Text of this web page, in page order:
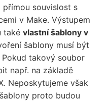
přímou souvislost s
v Make. Výstupem
také vlastní šablony v
šablony musí být
takový soubor
např. na základě
Neposkytujeme však
proto budou